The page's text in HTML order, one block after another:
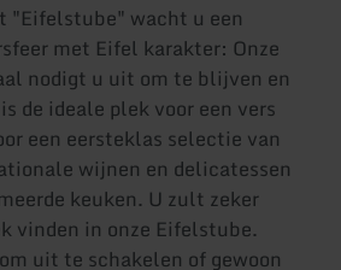
"Eifelstube" wacht u een
met Eifel karakter: Onze
nodigt u uit om te blijven en
de ideale plek voor een vers
een eersteklas selectie van
wijnen en delicatessen
keuken. U zult zeker
vinden in onze Eifelstube.
uit te schakelen of gewoon